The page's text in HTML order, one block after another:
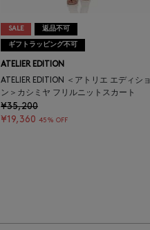
SALE 返品不可
ギフトラッピング不可
ATELIER EDITION
ATELIER EDITION ＜アトリエ エディショ
ン＞カシミヤ フリルニットスカート
¥35,200
¥19,360 45% OFF